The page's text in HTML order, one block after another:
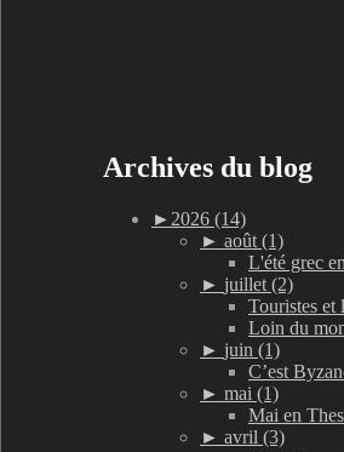
Archives du blog
► 2026 (14)
► août (1)
L'été grec
► juillet (2)
Touristes et
Loin du
► juin (1)
C’est
► mai (1)
Mai en
► avril (3)